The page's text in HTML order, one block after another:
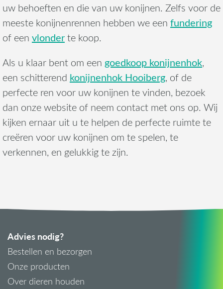
uw behoeften en die van uw konijnen. Zelfs voor de
meeste konijnenrennen hebben we een fundering
of een vlonderte koop.
Als u klaar bent om een goedkoop konijnenhok,
een schitterend konijnenhok Hooiberg, of de
perfecte ren voor uw konijnen te vinden, bezoek
dan onze website of neem contact met ons op. Wij
kijken ernaar uit u te helpen de perfecte ruimte te
creëren voor uw konijnen om te spelen, te
verkennen, en gelukkig te zijn.
Advies nodig?
Bestellen en bezorgen
Onze producten
Over dieren houden